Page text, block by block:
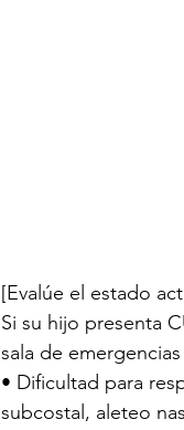
[Evalúe el estado
Si su hijo presenta
sala de
• Dificultad para
subcostal, aleteo